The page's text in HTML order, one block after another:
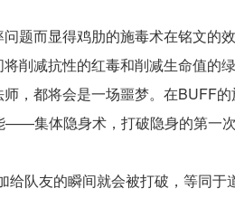
题而显得鸡肋的施毒术在铭文的
削减抗性的红毒和削减生命值的
，都将会是一场噩梦。在BUFF
集体隐身术，打破隐身的第一次
给队友的瞬间就会被打破，等同于